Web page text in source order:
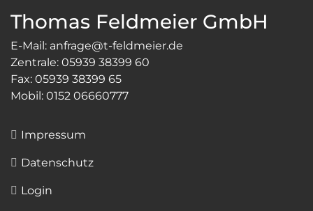
Thomas Feldmeier GmbH
E-Mail: anfrage@t-feldmeier.de
Zentrale: 05939 38399 60
Fax: 05939 38399 65
Mobil: 0152 06660777
Impressum
Datenschutz
Login